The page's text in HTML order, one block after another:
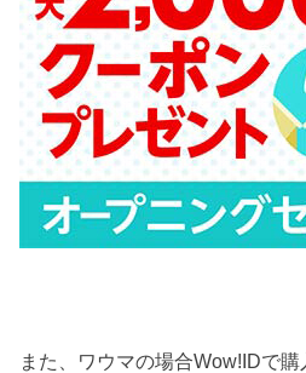
また、ワウマの場合Wow!IDで